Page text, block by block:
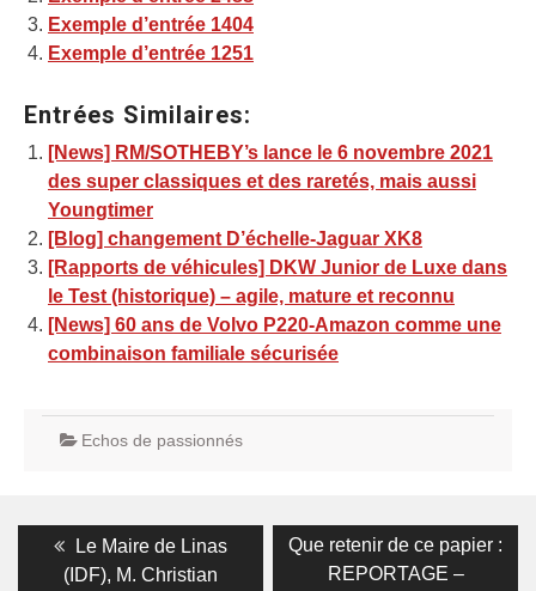
Exemple d’entrée 1404
Exemple d’entrée 1251
Entrées Similaires:
[News] RM/SOTHEBY’s lance le 6 novembre 2021
des super classiques et des raretés, mais aussi
Youngtimer
[Blog] changement D’échelle-Jaguar XK8
[Rapports de véhicules] DKW Junior de Luxe dans
le Test (historique) – agile, mature et reconnu
[News] 60 ans de Volvo P220-Amazon comme une
combinaison familiale sécurisée
Echos de passionnés
Navigation
Previous
post:
Le Maire de Linas
(IDF), M. Christian
Next
Que retenir de ce papier :
REPORTAGE –